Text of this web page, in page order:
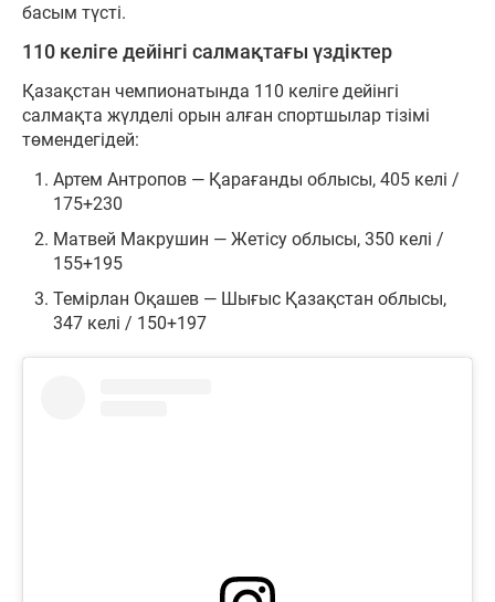
басым түсті.
110 келіге дейінгі салмақтағы үздіктер
Қазақстан чемпионатында 110 келіге дейінгі
салмақта жүлделі орын алған спортшылар тізімі
төмендегідей:
Артем Антропов — Қарағанды облысы, 405 келі /
175+230
Матвей Макрушин — Жетісу облысы, 350 келі /
155+195
Темірлан Оқашев — Шығыс Қазақстан облысы,
347 келі / 150+197